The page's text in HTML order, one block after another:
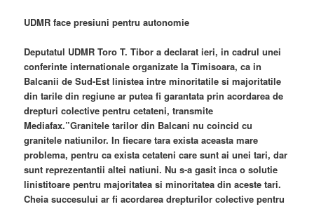
UDMR face presiuni pentru autonomie
Deputatul UDMR Toro T. Tibor a declarat ieri, in cadrul unei
conferinte internationale organizate la Timisoara, ca in
Balcanii de Sud-Est linistea intre minoritatile si majoritatile
din tarile din regiune ar putea fi garantata prin acordarea de
drepturi colective pentru cetateni, transmite
Mediafax.”Granitele tarilor din Balcani nu coincid cu
granitele natiunilor. In fiecare tara exista aceasta mare
problema, pentru ca exista cetateni care sunt ai unei tari, dar
sunt reprezentantii altei natiuni. Nu s-a gasit inca o solutie
linistitoare pentru majoritatea si minoritatea din aceste tari.
Cheia succesului ar fi acordarea drepturilor colective pentru